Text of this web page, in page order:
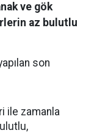
ve gök
az bulutlu
son
ile zamanla